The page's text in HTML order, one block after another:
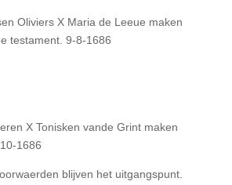
Oliviers X Maria de Leeue maken
testament. 9-8-1686
X Tonisken vande Grint maken
1686
blijven het uitgangspunt.